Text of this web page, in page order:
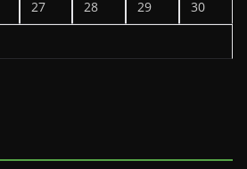
27 28 29 30